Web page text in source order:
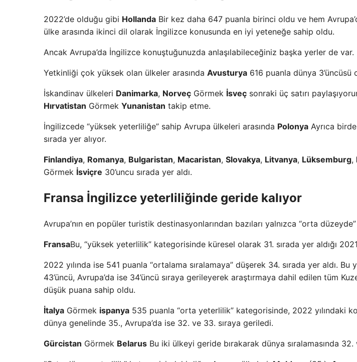
2022’de olduğu gibi Hollanda Bir kez daha 647 puanla birinci oldu ve hem
ülke arasında ikinci dil olarak İngilizce konusunda en iyi yeteneğe sahip oldu.
Ancak Avrupa’da İngilizce konuştuğunuzda anlaşılabileceğiniz başka yerler de var.
Yetkinliği çok yüksek olan ülkeler arasında Avusturya 616 puanla dünya 3’üncüsü
İskandinav ülkeleri Danimarka, Norveç Görmek İsveç sonraki üç satırı
Hırvatistan Görmek Yunanistan takip etme.
İngilizcede “yüksek yeterliliğe” sahip Avrupa ülkeleri arasında Polonya Ayrıca
sırada yer alıyor.
Finlandiya, Romanya, Bulgaristan, Macaristan, Slovakya, Litvanya, Lüksemburg,
Görmek İsviçre 30’uncu sırada yer aldı.
Fransa İngilizce yeterliliğinde geride kalıyor
Avrupa’nın en popüler turistik destinasyonlarından bazıları yalnızca “orta
FransaBu, “yüksek yeterlilik” kategorisinde küresel olarak 31. sırada yer aldığı
2022 yılında ise 541 puanla “ortalama sıralamaya” düşerek 34. sırada yer aldı. Bu
43’üncü, Avrupa’da ise 34’üncü sıraya gerileyerek araştırmaya dahil edilen tüm
düşük puana sahip oldu.
İtalya Görmek ispanya 535 puanla “orta yeterlilik” kategorisinde, 2022 yılındaki
dünya genelinde 35., Avrupa’da ise 32. ve 33. sıraya geriledi.
Gürcistan Görmek Belarus Bu iki ülkeyi geride bırakarak dünya sıralamasında 32.